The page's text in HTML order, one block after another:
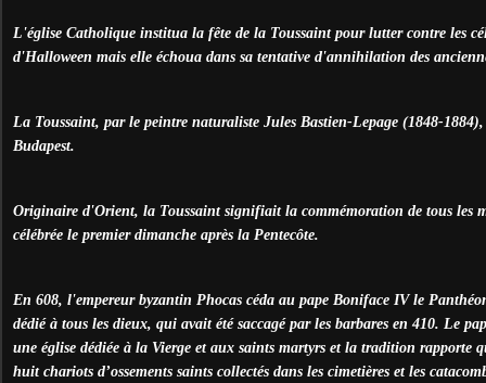
L'église Catholique institua la fête de la Toussaint pour lutter contre les
d'Halloween mais elle échoua dans sa tentative d'annihilation des
La Toussaint, par le peintre naturaliste Jules Bastien-Lepage (1848-1884),
Budapest.
Originaire d'Orient, la Toussaint signifiait la commémoration de tous les
célébrée le premier dimanche après la Pentecôte.
En 608, l'empereur byzantin Phocas céda au pape Boniface IV le
dédié à tous les dieux, qui avait été saccagé par les barbares en 410. Le
une église dédiée à la Vierge et aux saints martyrs et la tradition rapporte
huit chariots d’ossements saints collectés dans les cimetières et les